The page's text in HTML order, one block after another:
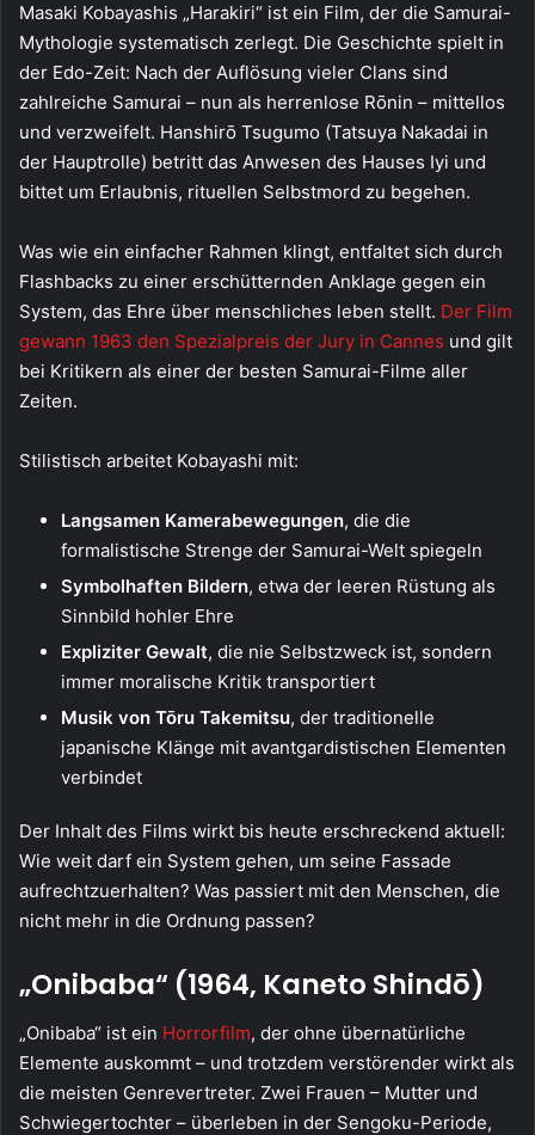
Masaki Kobayashis „Harakiri“ ist ein Film, der die Samurai-
Mythologie systematisch zerlegt. Die Geschichte spielt in
der Edo-Zeit: Nach der Auflösung vieler Clans sind
zahlreiche Samurai – nun als herrenlose Rōnin – mittellos
und verzweifelt. Hanshirō Tsugumo (Tatsuya Nakadai in
der Hauptrolle) betritt das Anwesen des Hauses Iyi und
bittet um Erlaubnis, rituellen Selbstmord zu begehen.
Was wie ein einfacher Rahmen klingt, entfaltet sich durch
Flashbacks zu einer erschütternden Anklage gegen ein
System, das Ehre über menschliches leben stellt. Der Film
gewann 1963 den Spezialpreis der Jury in Cannes und gilt
bei Kritikern als einer der besten Samurai-Filme aller
Zeiten.
Stilistisch arbeitet Kobayashi mit:
Langsamen Kamerabewegungen, die die
formalistische Strenge der Samurai-Welt spiegeln
Symbolhaften Bildern, etwa der leeren Rüstung als
Sinnbild hohler Ehre
Expliziter Gewalt, die nie Selbstzweck ist, sondern
immer moralische Kritik transportiert
Musik von Tōru Takemitsu, der traditionelle
japanische Klänge mit avantgardistischen Elementen
verbindet
Der Inhalt des Films wirkt bis heute erschreckend aktuell:
Wie weit darf ein System gehen, um seine Fassade
aufrechtzuerhalten? Was passiert mit den Menschen, die
nicht mehr in die Ordnung passen?
„Onibaba“ (1964, Kaneto Shindō)
„Onibaba“ ist ein Horrorfilm, der ohne übernatürliche
Elemente auskommt – und trotzdem verstörender wirkt als
die meisten Genrevertreter. Zwei Frauen – Mutter und
Schwiegertochter – überleben in der Sengoku-Periode,